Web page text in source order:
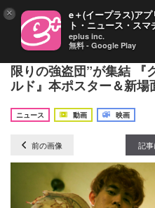
西島秀俊、斎藤工、宮
限りの強盗団”が集結 『
ルド』本ポスター＆新
ニュース
動画 映画
前の画像 記
× e＋(イープラス)ア
ト・ニュース・スマ
eplus inc.
無料 - Google Play